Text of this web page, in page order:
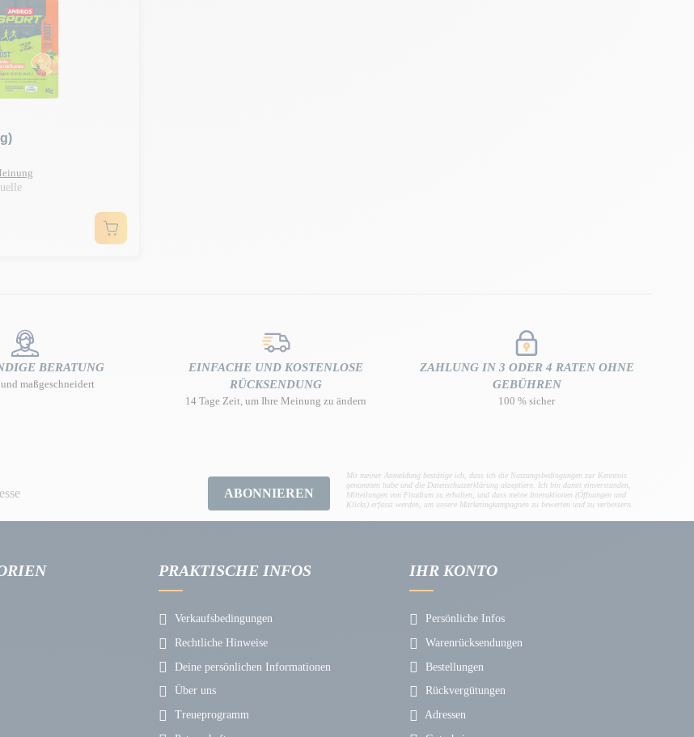
BERATUNG
maßgeschneidert
EINFACHE UND KOSTENLOSE
RÜCKSENDUNG
14 Tage Zeit, um Ihre Meinung zu ändern
ZAHLUNG IN 3 ODER 4 RATEN OHNE
GEBÜHREN
100 % sicher
ABONNIEREN
Mit meiner Anmeldung bestätige ich, dass ich die Nutzungsbedingungen zur Kenntnis
genommen habe und die Datenschutzerklärung akzeptiere. Ich bin damit einverstanden,
Mitteilungen von Fitadium zu erhalten, und dass meine Interaktionen (Öffnungen und
Klicks) erfasst werden, um unsere Marketingkampagnen zu bewerten und zu verbessern.
PRAKTISCHE INFOS
Verkaufsbedingungen
Rechtliche Hinweise
Deine persönlichen Informationen
Über uns
Treueprogramm
IHR KONTO
Persönliche Infos
Warenrücksendungen
Bestellungen
Rückvergütungen
Adressen